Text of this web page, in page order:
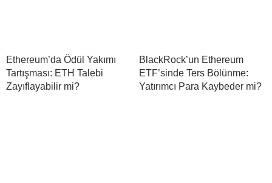
Ethereum’da Ödül Yakımı
Tartışması: ETH Talebi
Zayıflayabilir mi?
BlackRock’un Ethereum
ETF’sinde Ters Bölünme:
Yatırımcı Para Kaybeder mi?